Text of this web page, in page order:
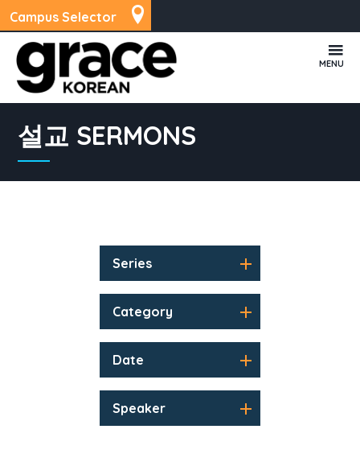
Campus Selector
MENU
설교 SERMONS
Series
Category
Date
Speaker